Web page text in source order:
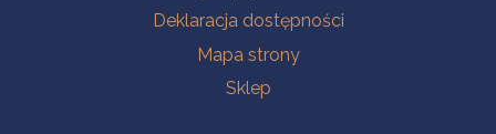
Deklaracja dostępności
Mapa strony
Sklep